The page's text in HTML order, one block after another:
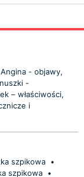
Angina - objawy,
-
– właściwości,
i
szpikowa •
szpikowa •